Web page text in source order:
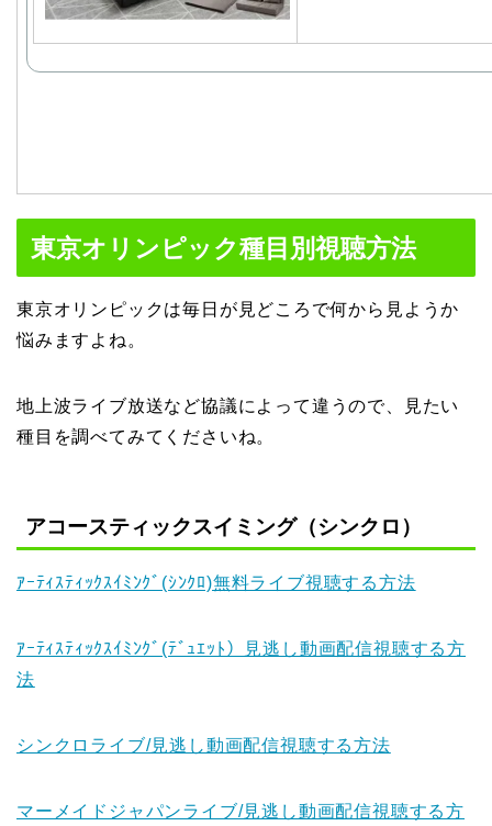
東京オリンピック種目別視聴方法
東京オリンピックは毎日が見どころで何から見ようか
悩みますよね。
地上波ライブ放送など協議によって違うので、見たい
種目を調べてみてくださいね。
アコースティックスイミング（シンクロ）
ｱｰﾃｨｽﾃｨｯｸｽｲﾐﾝｸﾞ(ｼﾝｸﾛ)無料ライブ視聴する方法
ｱｰﾃｨｽﾃｨｯｸｽｲﾐﾝｸﾞ(ﾃﾞｭｴｯﾄ）見逃し動画配信視聴する方
法
シンクロライブ/見逃し動画配信視聴する方法
マーメイドジャパンライブ/見逃し動画配信視聴する方